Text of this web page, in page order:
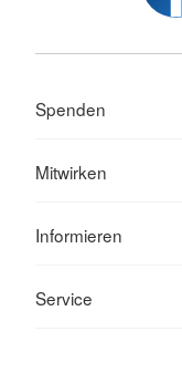
Spenden
Mitwirken
Informieren
Service